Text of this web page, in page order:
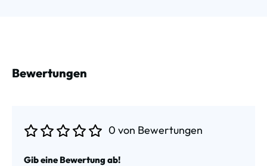
Bewertungen
0 von Bewertungen
Gib eine Bewertung ab!